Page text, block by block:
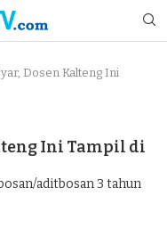
Dosen Kalteng Ini
Ini Tampil di
aditbosan3 tahun